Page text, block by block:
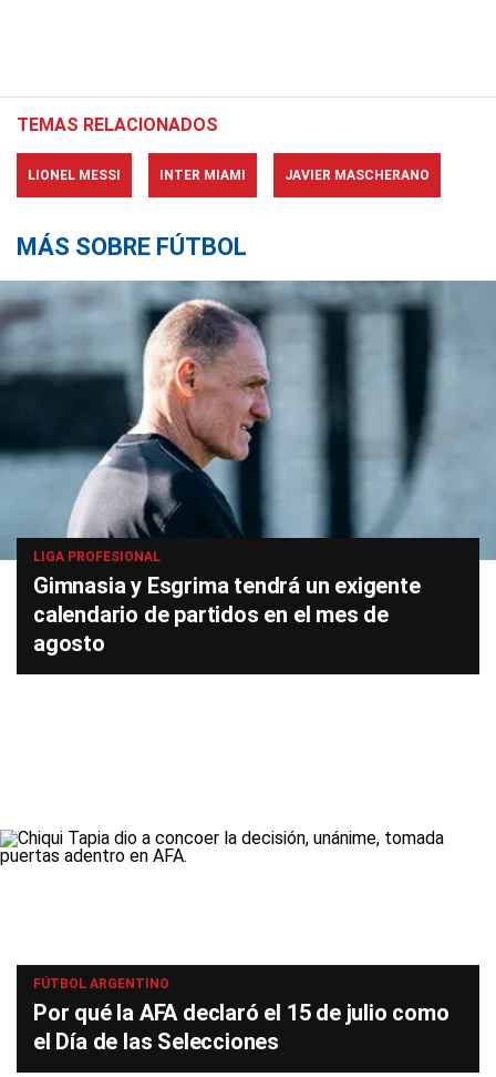
TEMAS RELACIONADOS
LIONEL MESSI INTER MIAMI JAVIER MASCHERANO
MÁS SOBRE FÚTBOL
LIGA PROFESIONAL
Gimnasia y Esgrima tendrá un exigente
calendario de partidos en el mes de
agosto
FÚTBOL ARGENTINO
Por qué la AFA declaró el 15 de julio como
el Día de las Selecciones